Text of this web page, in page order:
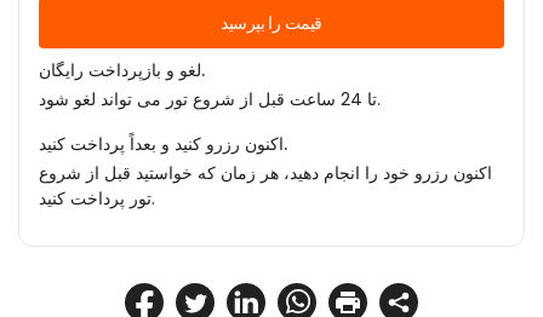
قیمت را بپرسید
لغو و بازپرداخت رایگان.
تا 24 ساعت قبل از شروع تور می تواند لغو شود.
اکنون رزرو کنید و بعداً پرداخت کنید.
اکنون رزرو خود را انجام دهید، هر زمان که خواستید قبل از شروع
تور پرداخت کنید.